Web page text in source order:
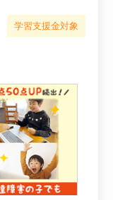
学習支援金対象